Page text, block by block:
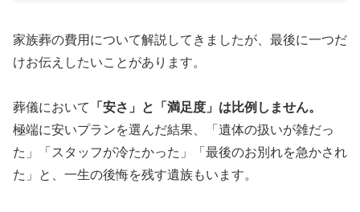
家族葬の費用について解説してきましたが、最後に一つだ
けお伝えしたいことがあります。
葬儀において
「安さ」と「満足度」は比例しません。
極端に安いプランを選んだ結果、「遺体の扱いが雑だっ
た」「スタッフが冷たかった」「最後のお別れを急かされ
た」と、一生の後悔を残す遺族もいます。